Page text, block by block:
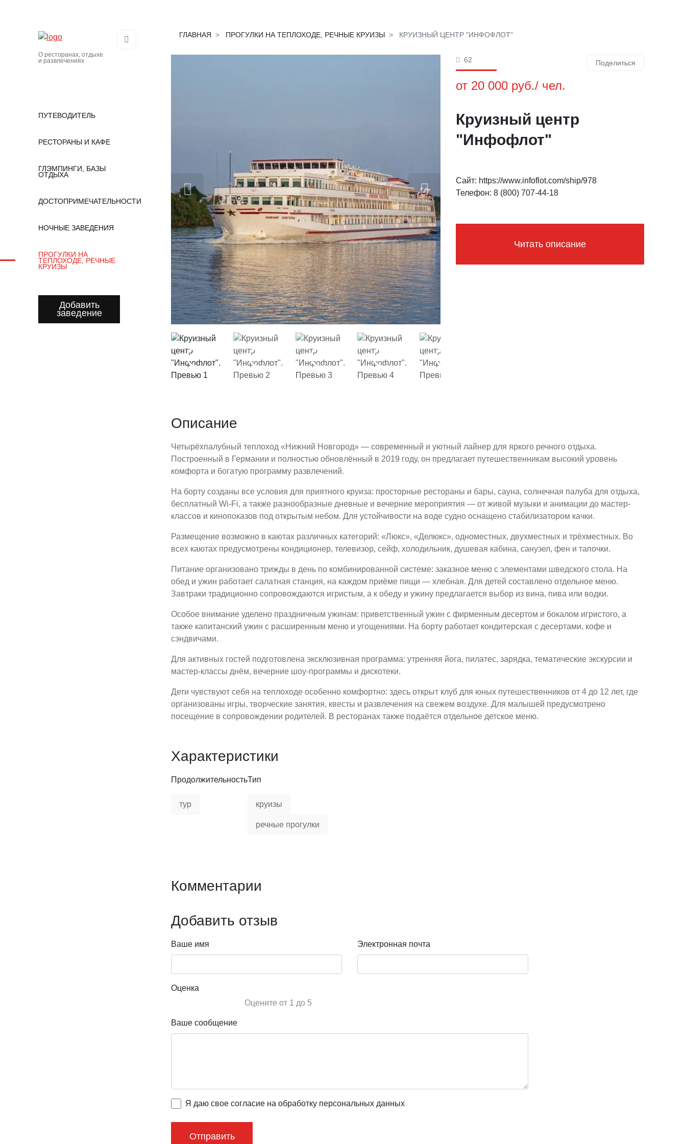
О ресторанах, отдыхе
и развлечениях
ПУТЕВОДИТЕЛЬ
РЕСТОРАНЫ И КАФЕ
ГЛЭМПИНГИ, БАЗЫ
ОТДЫХА
ДОСТОПРИМЕЧАТЕЛЬНОСТИ
НОЧНЫЕ ЗАВЕДЕНИЯ
ПРОГУЛКИ НА
ТЕПЛОХОДЕ, РЕЧНЫЕ
КРУИЗЫ
Добавить
заведение
ГЛАВНАЯ ПРОГУЛКИ НА ТЕПЛОХОДЕ, РЕЧНЫЕ КРУИЗЫ КРУИЗНЫЙ ЦЕНТР "ИНФОФЛОТ"
62
от 20 000 руб./ чел.
Поделиться
Круизный центр
"Инфофлот"
Сайт: https://www.infoflot.com/ship/978
Телефон: 8 (800) 707-44-18
Читать описание
Описание
Четырёхпалубный теплоход «Нижний Новгород» — современный и уютный лайнер для яркого речного отдыха.
Построенный в Германии и полностью обновлённый в 2019 году, он предлагает путешественникам высокий уровень
комфорта и богатую программу развлечений.
На борту созданы все условия для приятного круиза: просторные рестораны и бары, сауна, солнечная палуба для отдыха,
бесплатный Wi-Fi, а также разнообразные дневные и вечерние мероприятия — от живой музыки и анимации до мастер-
классов и кинопоказов под открытым небом. Для устойчивости на воде судно оснащено стабилизатором качки.
Размещение возможно в каютах различных категорий: «Люкс», «Делюкс», одноместных, двухместных и трёхместных. Во
всех каютах предусмотрены кондиционер, телевизор, сейф, холодильник, душевая кабина, санузел, фен и тапочки.
Питание организовано трижды в день по комбинированной системе: заказное меню с элементами шведского стола. На
обед и ужин работает салатная станция, на каждом приёме пищи — хлебная. Для детей составлено отдельное меню.
Завтраки традиционно сопровождаются игристым, а к обеду и ужину предлагается выбор из вина, пива или водки.
Особое внимание уделено праздничным ужинам: приветственный ужин с фирменным десертом и бокалом игристого, а
также капитанский ужин с расширенным меню и угощениями. На борту работает кондитерская с десертами, кофе и
сэндвичами.
Для активных гостей подготовлена эксклюзивная программа: утренняя йога, пилатес, зарядка, тематические экскурсии и
мастер-классы днём, вечерние шоу-программы и дискотеки.
Дети чувствуют себя на теплоходе особенно комфортно: здесь открыт клуб для юных путешественников от 4 до 12 лет, где
организованы игры, творческие занятия, квесты и развлечения на свежем воздухе. Для малышей предусмотрено
посещение в сопровождении родителей. В ресторанах также подаётся отдельное детское меню.
Характеристики
Продолжительность
тур
Тип
круизы
речные прогулки
Комментарии
Добавить отзыв
Ваше имя Электронная почта
Оценка
Оцените от 1 до 5
Ваше сообщение
Я даю свое согласие на обработку персональных данных